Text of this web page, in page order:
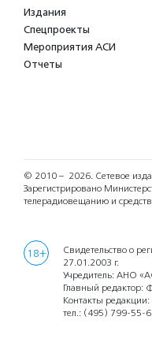
Издания
Спецпроекты
Мероприятия АСИ
Отчеты
© 2010 – 2026. Сетевое
Зарегистрировано
телерадиовещанию и
18+
Свидетельство о
27.01.2003 г.
Учредитель: АНО
Главный редактор:
Контакты
тел.: (495) 799-55-